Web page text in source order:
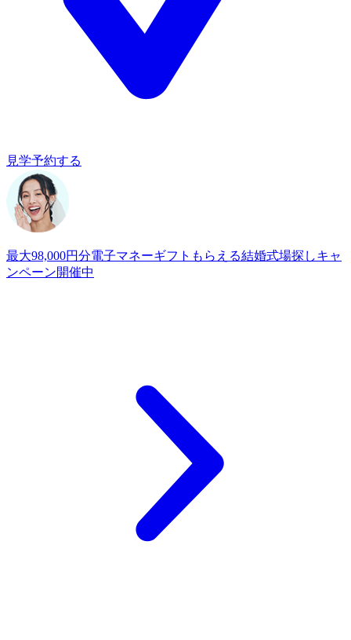
見学予約する
最大98,000円分電子マネーギフトもらえる結婚式場探しキャ
ンペーン開催中